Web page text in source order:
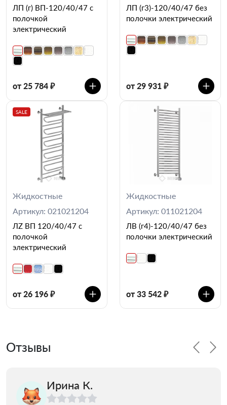
ЛП (г) ВП-120/40/47 с
полочкой
электрический
от 25 784 ₽
ЛП (г3)-120/40/47 без
полочки электрический
от 29 931 ₽
SALE
Жидкостные
Артикул: 021021204
ЛZ ВП 120/40/47 с
полочкой
электрический
от 26 196 ₽
Жидкостные
Артикул: 011021204
ЛВ (г4)-120/40/47 без
полочки электрический
от 33 542 ₽
Отзывы
Ирина К.